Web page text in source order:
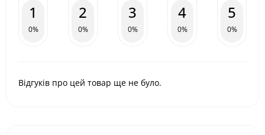
1
0%
2
0%
3
0%
4
0%
5
0%
Відгуків про цей товар ще не було.